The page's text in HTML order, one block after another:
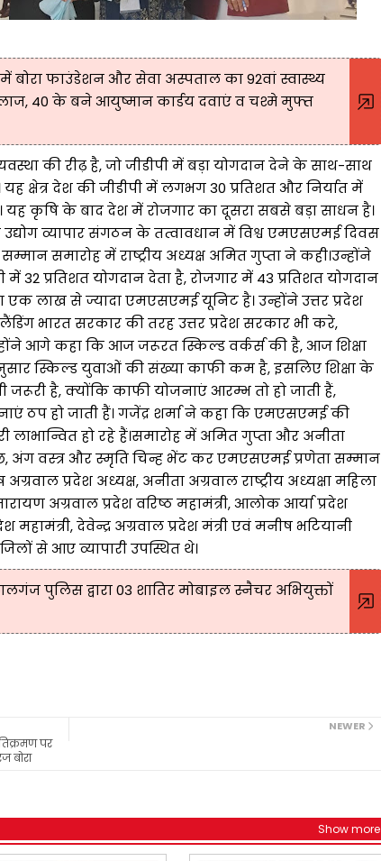
फाउंडेशन और सेवा अस्पताल का 92वां स्वास्थ्य
40 के बने आयुष्मान कार्डय दवाएं व चश्मे मुफ्त
की रीढ़ है, जो जीडीपी में बड़ा योगदान देने के साथ-साथ
यह क्षेत्र देश की जीडीपी में लगभग 30 प्रतिशत और निर्यात में
यह कृषि के बाद देश में रोजगार का दूसरा सबसे बड़ा साधन है।
व्यापार संगठन के तत्वावधान में विश्व एमएसएमई दिवस
समारोह में राष्ट्रीय अध्यक्ष अमित गुप्ता ने कही।उन्होंने
प्रतिशत योगदान देता है, रोजगार में 43 प्रतिशत योगदान
एक लाख से ज्यादा एमएसएमई यूनिट है। उन्होंने उत्तर प्रदेश
भारत सरकार की तरह उत्तर प्रदेश सरकार भी करे,
आगे कहा कि आज जरूरत स्किल्ड वर्कर्स की है, आज शिक्षा
स्किल्ड युवाओं की संख्या काफी कम है, इसलिए शिक्षा के
है, क्योंकि काफी योजनाएं आरम्भ तो हो जाती हैं,
ठप हो जाती हैं। गजेंद्र शर्मा ने कहा कि एमएसएमई की
लाभान्वित हो रहे हैं।समारोह में अमित गुप्ता और अनीता
अंग वस्त्र और स्मृति चिन्ह भेंट कर एमएसएमई प्रणेता सम्मान
प्रदेश अध्यक्ष, अनीता अग्रवाल राष्ट्रीय अध्यक्षा महिला
अग्रवाल प्रदेश वरिष्ठ महामंत्री, आलोक आर्या प्रदेश
महामंत्री, देवेन्द्र अग्रवाल प्रदेश मंत्री एवं मनीष भटियानी
से आए व्यापारी उपस्थित थे।
पुलिस द्वारा 03 शातिर मोबाइल स्नैचर अभियुक्तों
NEWER
पर
बोरा
Show more